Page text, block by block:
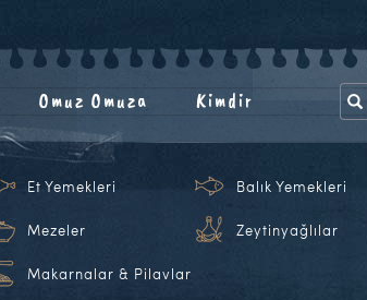
Omuz Omuza Kimdir
Et Yemekleri Balık Yemekleri
Mezeler Zeytinyağlılar
Makarnalar & Pilavlar